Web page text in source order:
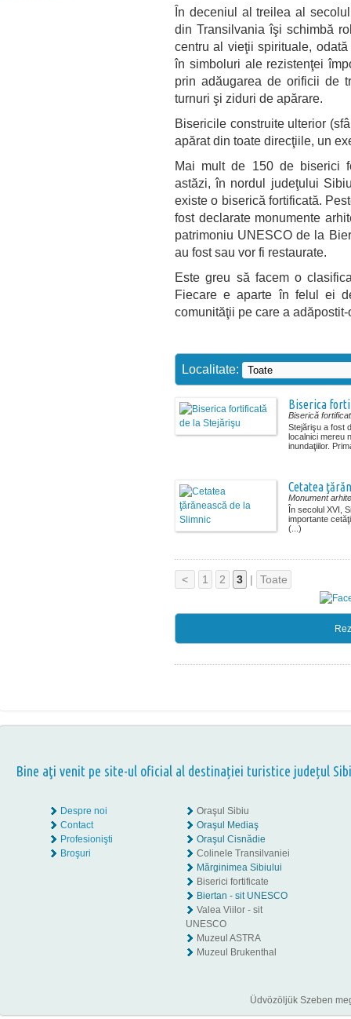
În deceniul al treilea al
din Transilvania îşi schimbă
centru al vieţii spirituale,
în simboluri ale rezistenţei
prin adăugarea de orificii de
turnuri şi ziduri de apărare.
Bisericile construite ulterior
apărat din toate direcţiile, un
Mai mult de 150 de biserici
astăzi, în nordul judeţului
existe o biserică fortificată.
fost declarate monumente
patrimoniu UNESCO de la
au fost sau vor fi restaurate.
Este greu să facem o
Fiecare e aparte în felul ei
comunităţii pe care a
Localitate:
Biserica
Biserică
Stejărişu a fost
localnici mereu
inundaţiilor.
Cetatea
Monument
În secolul XVI,
importante
(...)
< 1 2 3 | Toate
Bine aţi venit pe site-ul oficial al destinației turistice județul
Despre noi
Contact
Profesionişti
Broşuri
Oraşul Sibiu
Oraşul Mediaş
Oraşul Cisnădie
Colinele Transilvaniei
Mărginimea Sibiului
Biserici fortificate
Biertan - sit UNESCO
Valea Viilor - sit
UNESCO
Muzeul ASTRA
Muzeul Brukenthal
Üdvözöljük Szeben